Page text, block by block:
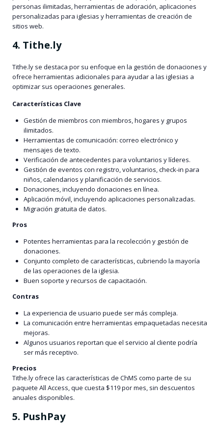
personas ilimitadas, herramientas de adoración, aplicaciones
personalizadas para iglesias y herramientas de creación de
sitios web.
4. Tithe.ly
Tithe.ly se destaca por su enfoque en la gestión de donaciones y
ofrece herramientas adicionales para ayudar a las iglesias a
optimizar sus operaciones generales.
Características Clave
Gestión de miembros con miembros, hogares y grupos
ilimitados.
Herramientas de comunicación: correo electrónico y
mensajes de texto.
Verificación de antecedentes para voluntarios y líderes.
Gestión de eventos con registro, voluntarios, check-in para
niños, calendarios y planificación de servicios.
Donaciones, incluyendo donaciones en línea.
Aplicación móvil, incluyendo aplicaciones personalizadas.
Migración gratuita de datos.
Pros
Potentes herramientas para la recolección y gestión de
donaciones.
Conjunto completo de características, cubriendo la mayoría
de las operaciones de la iglesia.
Buen soporte y recursos de capacitación.
Contras
La experiencia de usuario puede ser más compleja.
La comunicación entre herramientas empaquetadas necesita
mejoras.
Algunos usuarios reportan que el servicio al cliente podría
ser más receptivo.
Precios
Tithe.ly ofrece las características de ChMS como parte de su
paquete All Access, que cuesta $119 por mes, sin descuentos
anuales disponibles.
5. PushPay